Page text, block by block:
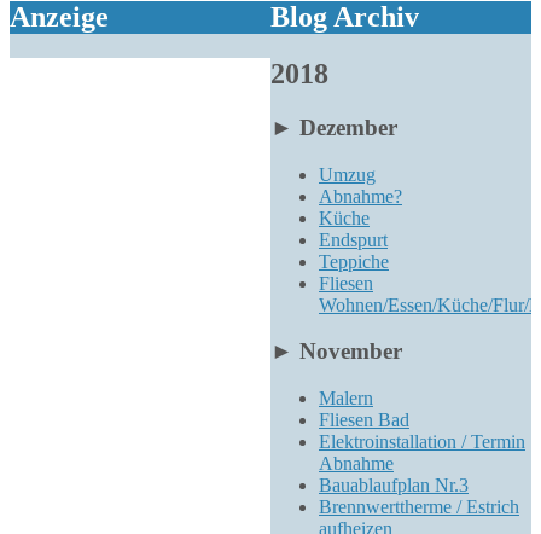
Anzeige
Blog Archiv
2018
► Dezember
Umzug
Abnahme?
Küche
Endspurt
Teppiche
Fliesen
Wohnen/Essen/Küche/Flur/
► November
Malern
Fliesen Bad
Elektroinstallation / Termin
Abnahme
Bauablaufplan Nr.3
Brennwerttherme / Estrich
aufheizen